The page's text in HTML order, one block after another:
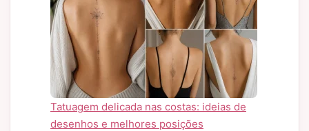
Tatuagem delicada nas costas: ideias de
desenhos e melhores posições